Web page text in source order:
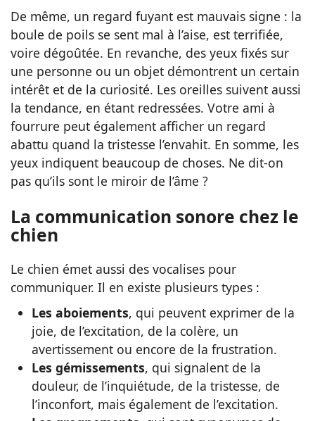
De même, un regard fuyant est mauvais signe : la
boule de poils se sent mal à l’aise, est terrifiée,
voire dégoûtée. En revanche, des yeux fixés sur
une personne ou un objet démontrent un certain
intérêt et de la curiosité. Les oreilles suivent aussi
la tendance, en étant redressées. Votre ami à
fourrure peut également afficher un regard
abattu quand la tristesse l’envahit. En somme, les
yeux indiquent beaucoup de choses. Ne dit-on
pas qu’ils sont le miroir de l’âme ?
La communication sonore chez le
chien
Le chien émet aussi des vocalises pour
communiquer. Il en existe plusieurs types :
Les aboiements, qui peuvent exprimer de la
joie, de l’excitation, de la colère, un
avertissement ou encore de la frustration.
Les gémissements, qui signalent de la
douleur, de l’inquiétude, de la tristesse, de
l’inconfort, mais également de l’excitation.